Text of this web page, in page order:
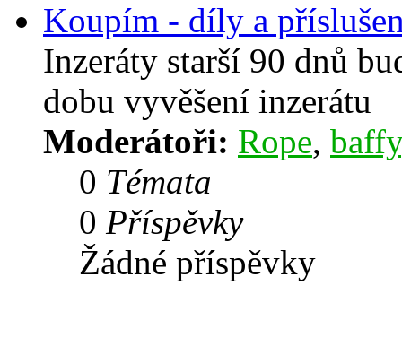
Koupím - díly a
Inzeráty starší 90 dnů
dobu vyvěšení inzerátu
Moderátoři: Rope, baffy
0 Témata
0 Příspěvky
Žádné příspěvky